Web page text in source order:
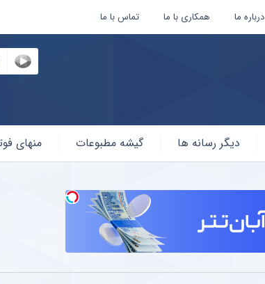
درباره ما همکاری با ما تماس با ما
دیگر رسانه ها گیشه مطبوعات منهای